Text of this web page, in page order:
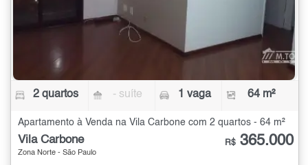
2 quartos - suíte 1 vaga 64 m²
Apartamento à Venda na Vila Carbone com 2 quartos - 64 m²
Vila Carbone
Zona Norte - São Paulo
R$ 365.000